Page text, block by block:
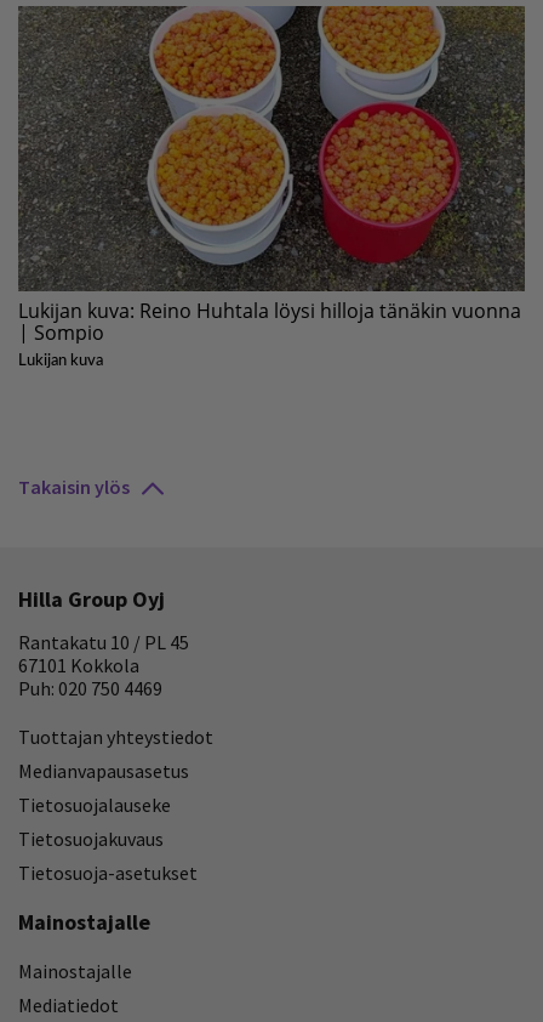
Takaisin ylös
Hilla Group Oyj
Rantakatu 10 / PL 45
67101 Kokkola
Puh: 020 750 4469
Tuottajan yhteystiedot
Medianvapausasetus
Tietosuojalauseke
Tietosuojakuvaus
Tietosuoja-asetukset
Mainostajalle
Mainostajalle
Mediatiedot